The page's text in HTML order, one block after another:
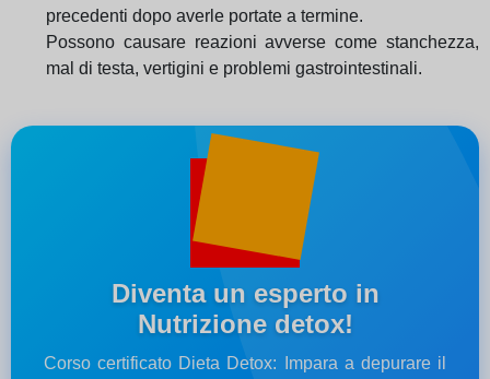
precedenti dopo averle portate a termine.
Possono causare reazioni avverse come stanchezza,
mal di testa, vertigini e problemi gastrointestinali.
Diventa un esperto in
Nutrizione detox!
Corso certificato Dieta Detox: Impara a depurare il